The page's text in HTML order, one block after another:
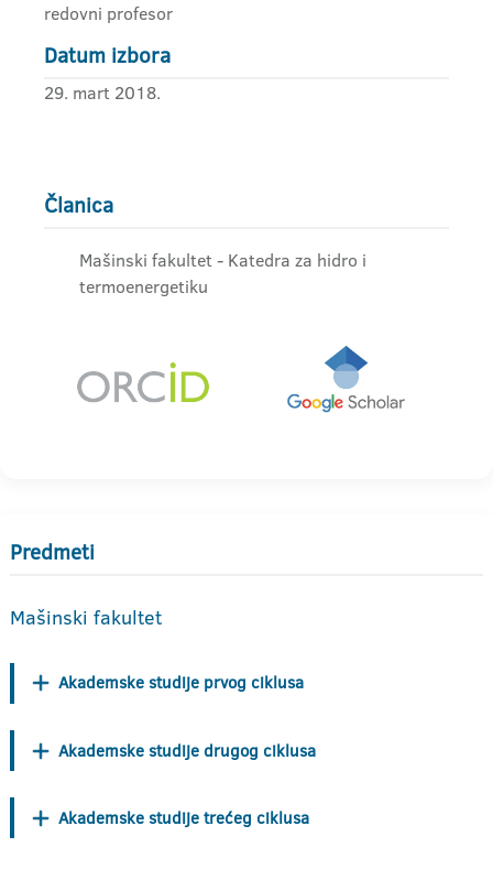
redovni profesor
Datum izbora
29. mart 2018.
Članica
Mašinski fakultet - Katedra za hidro i
termoenergetiku
Predmeti
Mašinski fakultet
Akademske studije prvog ciklusa
Akademske studije drugog ciklusa
Akademske studije trećeg ciklusa